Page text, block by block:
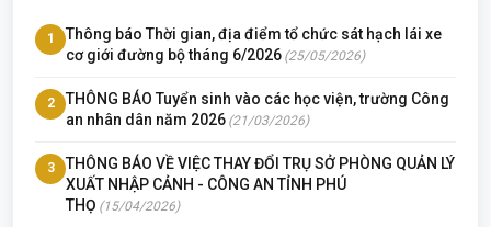
1
Thông báo Thời gian, địa điểm tổ chức sát hạch lái xe
cơ giới đường bộ tháng 6/2026 (25/05/2026)
2
THÔNG BÁO Tuyển sinh vào các học viện, trường Công
an nhân dân năm 2026 (21/03/2026)
3
THÔNG BÁO VỀ VIỆC THAY ĐỔI TRỤ SỞ PHÒNG QUẢN LÝ
XUẤT NHẬP CẢNH - CÔNG AN TỈNH PHÚ
THỌ (15/04/2026)